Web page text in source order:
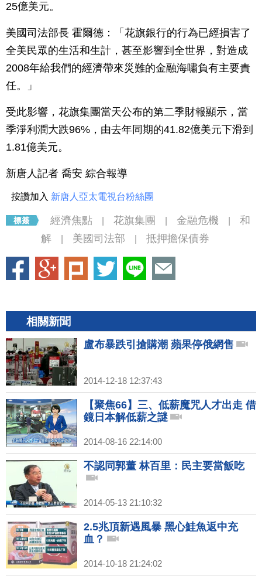
25億美元。
美國司法部長 霍爾德：「花旗銀行的行為已經損害了
全美民眾的生活和生計，甚至影響到全世界，對造成
2008年給我們的經濟帶來災難的金融海嘯負有主要責
任。」
受此影響，花旗集團當天公布的第二季財報顯示，當
季淨利潤大跌96%，由去年同期的41.82億美元下滑到
1.81億美元。
新唐人記者 喬安 綜合報導
按讚加入 新唐人亞太電視台粉絲團
經濟焦點 花旗集團 金融危機
和
解
美國司法部 抵押擔保債券
相關新聞
盧布暴跌引搶購潮 蘋果停俄網售
2014-12-18 12:37:43
【聚焦66】三、低薪魔咒人才出走 借
鏡日本解低薪之謎
2014-08-16 22:14:00
不認同郭董 林百里：民主要當飯吃
2014-05-13 21:10:32
2.5兆頂新遇風暴 黑心鮭魚返中充
血？
2014-10-18 21:24:02